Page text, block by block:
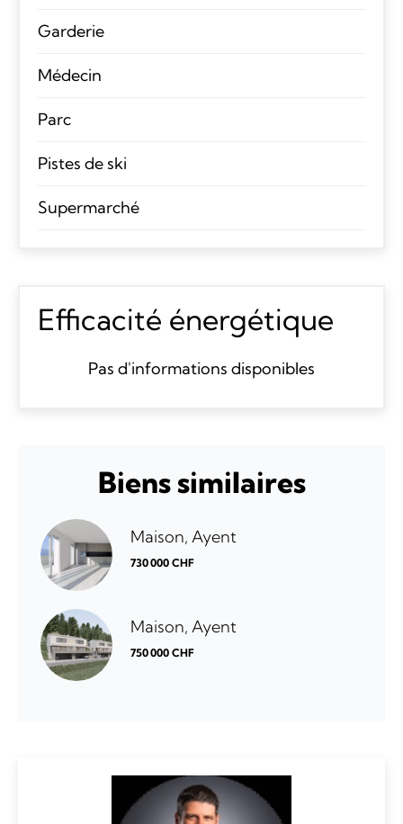
Garderie
Médecin
Parc
Pistes de ski
Supermarché
Efficacité énergétique
Pas d'informations disponibles
Biens similaires
Maison, Ayent
730 000 CHF
Maison, Ayent
750 000 CHF